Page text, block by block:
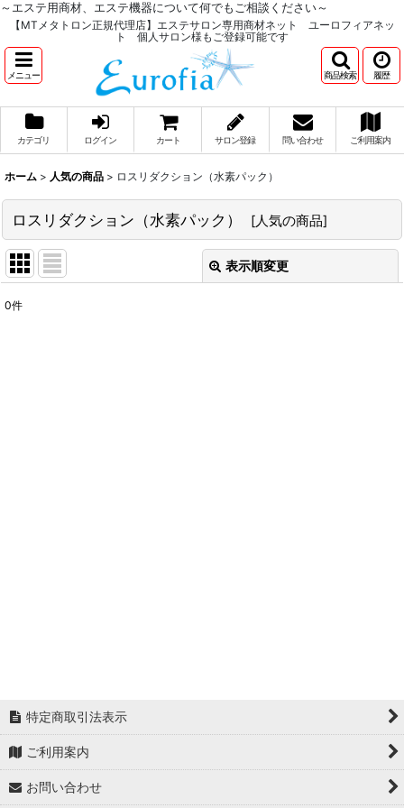
～エステ用商材、エステ機器について何でもご相談ください～
【MTメタトロン正規代理店】エステサロン専用商材ネット ユーロフィアネッ
ト 個人サロン様もご登録可能です
メニュー 商品検索 履歴
カテゴリ ログイン カート サロン登録 問い合わせ ご利用案内
ホーム > 人気の商品 > ロスリダクション（水素パック）
ロスリダクション（水素パック） [人気の商品]
表示順変更
0件
特定商取引法表示
ご利用案内
お問い合わせ